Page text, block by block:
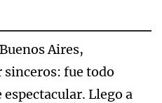
Aires,
sinceros: fue todo
Llego a